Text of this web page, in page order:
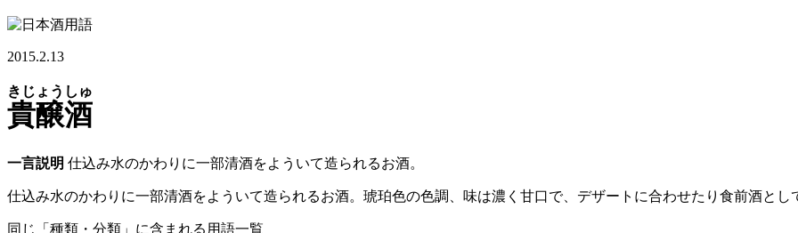
2015.2.13
貴醸酒
きじょうしゅ
一言説明 仕込み水のかわりに一部清酒をよういて造られるお酒。
仕込み水のかわりに一部清酒をよういて造られるお酒。琥珀色の色調、味は濃く甘口で、デザートに合わせたり食前酒とし
同じ「種類・分類」に含まれる用語一覧